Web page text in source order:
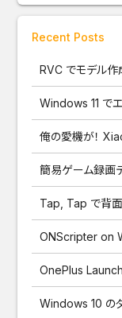
Recent Posts
RVC でモデル作
Windows 11 で
俺の愛機が！
簡易ゲーム録画
Tap, Tap で背面
ONScripter on
OnePlus
Windows 10 の